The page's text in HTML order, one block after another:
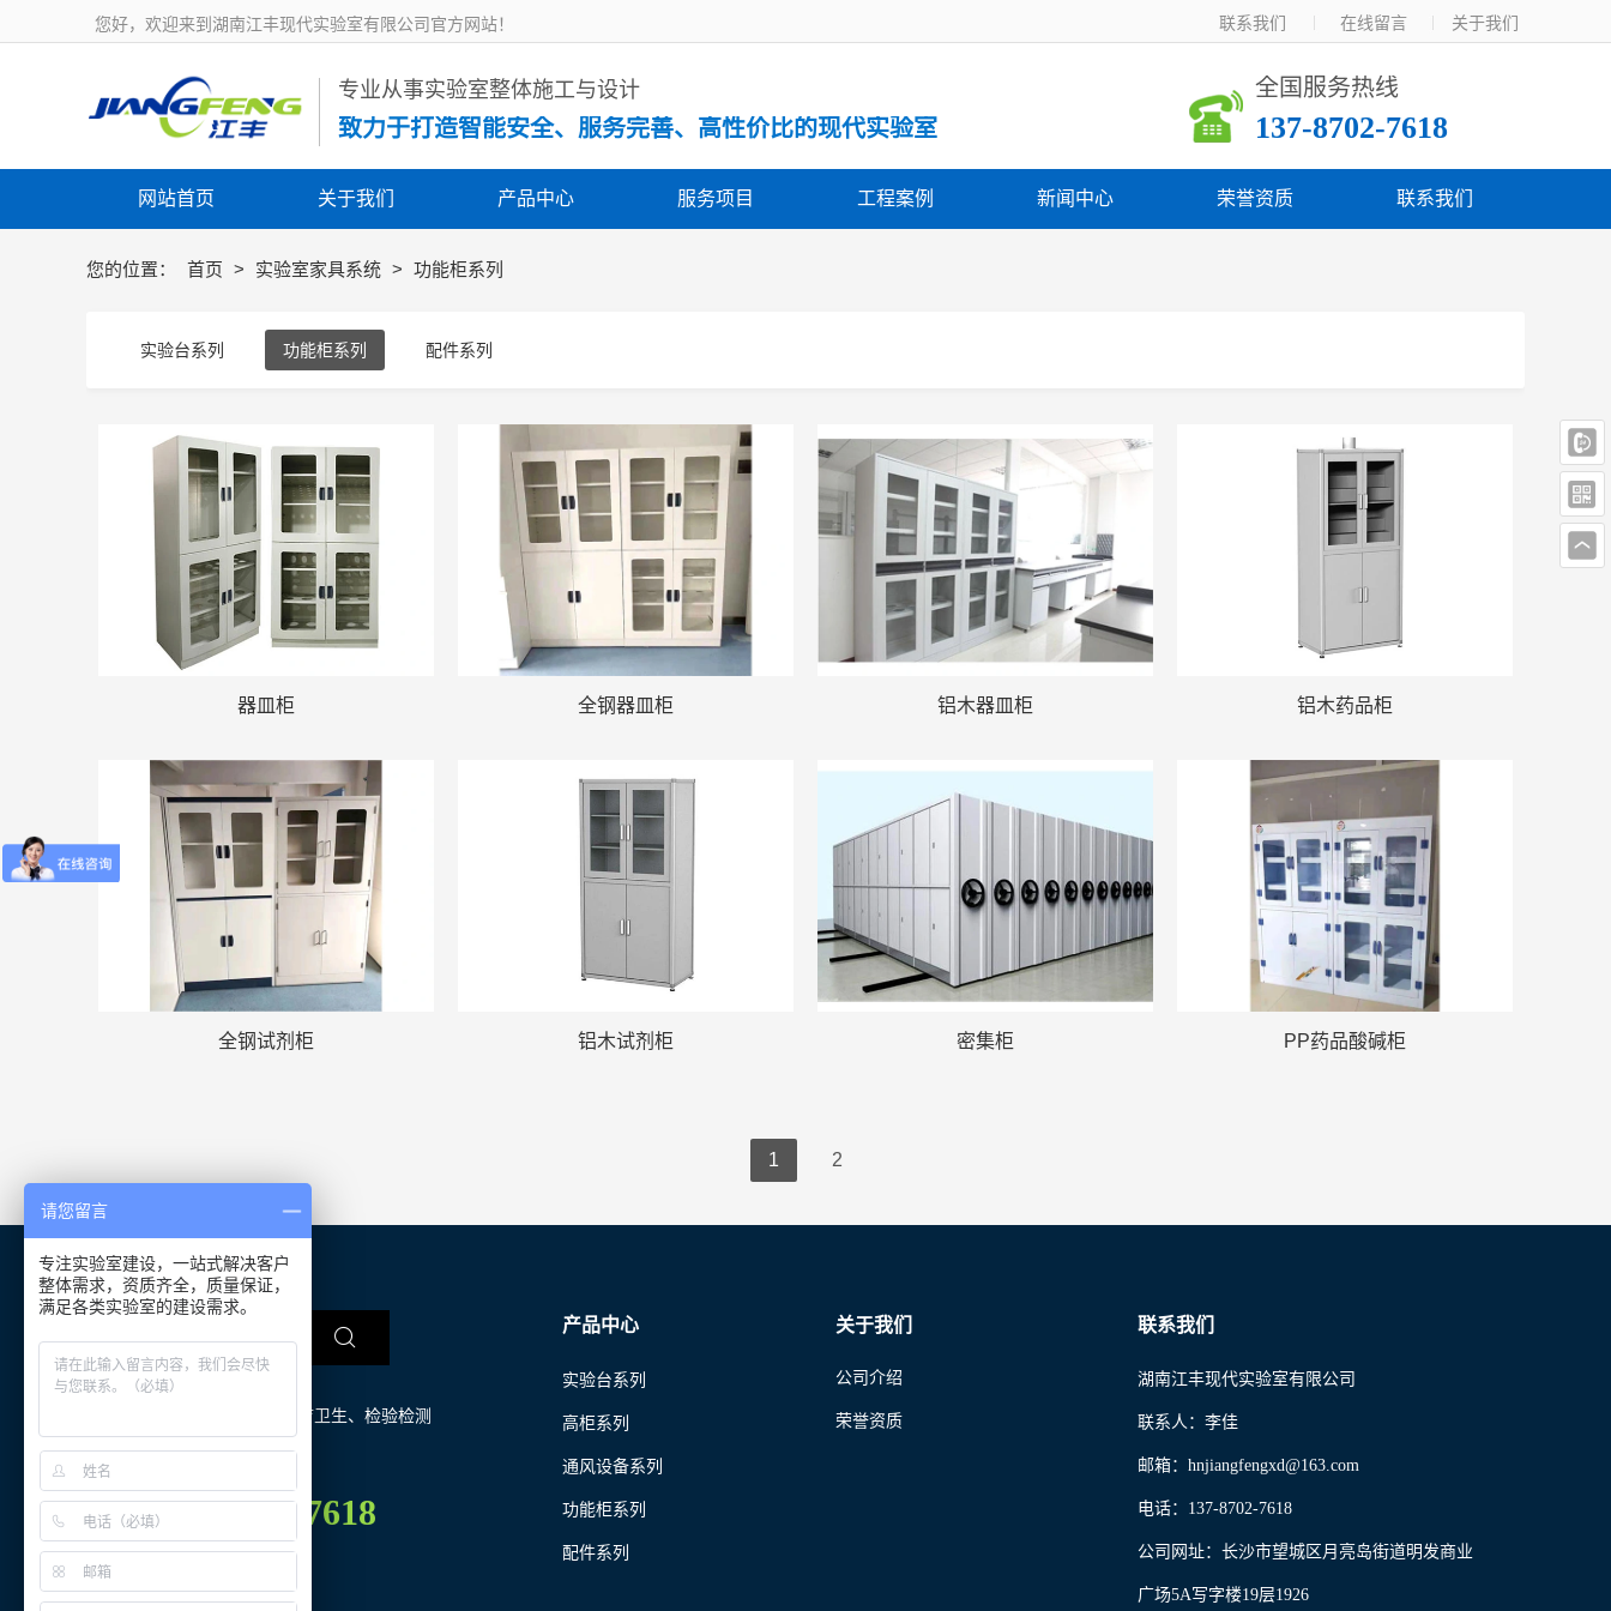
网站首页 关于我们 产品中心 服务项目 工程案例 新闻中心 荣誉资质 联系我们
您好，欢迎来到湖南江丰现代实验室有限公司官方网站！
专业从事实验室整体施工与设计 全国服务热线
137-8702-7618
致力于打造智能安全、服务完善、高性价比的现代实验室
联系我们 在线留言 关于我们
您的位置： 首页 > 实验室家具系统 > 功能柜系列
实验台系列 功能柜系列 配件系列
器皿柜 全钢器皿柜 铝木器皿柜 铝木药品柜
全钢试剂柜 铝木试剂柜 密集柜 PP药品酸碱柜
1 2
医疗卫生、 检验检测
材料能源、矿冶化工
137-8702-7618
产品中心 关于我们 联系我们
实验台系列
高柜系列
通风设备系列
功能柜系列
配件系列
公司介绍
荣誉资质
湖南江丰现代实验室有限公司
联系人：李佳
邮箱：hnjiangfengxd@163.com
电话：137-8702-7618
公司网址：长沙市望城区月亮岛街道明发商业
广场5A写字楼19层1926
请您留言
专注实验室建设，一站式解决客户
整体需求，资质齐全，质量保证，
满足各类实验室的建设需求。